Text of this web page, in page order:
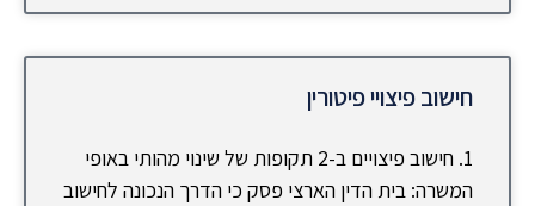
חישוב פיצויי פיטורין
1. חישוב פיצויים ב-2 תקופות של שינוי מהותי באופי
המשרה: בית הדין הארצי פסק כי הדרך הנכונה לחישוב